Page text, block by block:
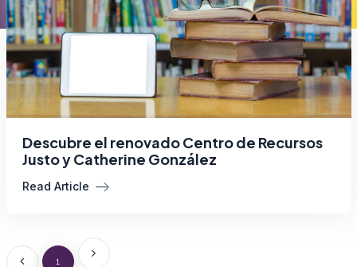
Descubre el renovado Centro de Recursos
Justo y Catherine González
Read Article
1